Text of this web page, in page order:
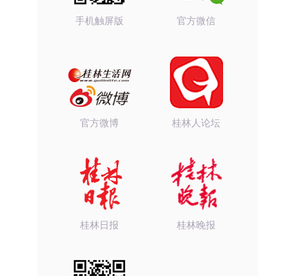
手机触屏版 官方微信
官方微博 桂林人论坛
桂林日报 桂林晚报